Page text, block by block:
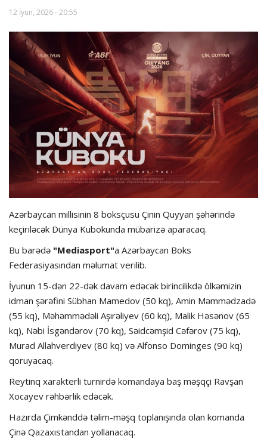
Hadisə
Dünya futbolu
Olimpiada
Layihə
Formula 1
İdman növləri
12 İyun, 2026 - 20:55
Azərbaycan millisinin 8 boksçusu Çinin Quyyan şəhərində
keçiriləcək Dünya Kubokunda mübarizə aparacaq.
Bu barədə "Mediasport"a Azərbaycan Boks
Federasiyasından məlumat verilib.
İyunun 15-dən 22-dək davam edəcək birincilikdə ölkəmizin
idman şərəfini Sübhan Mamedov (50 kq), Amin Məmmədzadə
(55 kq), Məhəmmədəli Aşırəliyev (60 kq), Malik Həsənov (65
kq), Nəbi İsgəndərov (70 kq), Səidcəmşid Cəfərov (75 kq),
Murad Allahverdiyev (80 kq) və Alfonso Dominges (90 kq)
qoruyacaq.
Reytinq xarakterli turnirdə komandaya baş məşqçi Ravşan
Xocayev rəhbərlik edəcək.
Hazırda Çimkənddə təlim-məşq toplanışında olan komanda
Çinə Qazaxıstandan yollanacaq.